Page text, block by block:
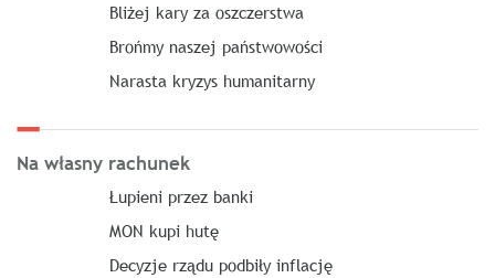
Bliżej kary za oszczerstwa
Brońmy naszej państwowości
Narasta kryzys humanitarny
Na własny rachunek
Łupieni przez banki
MON kupi hutę
Decyzje rządu podbiły inflację